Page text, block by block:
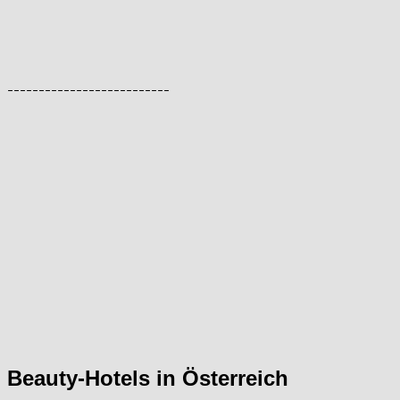
--------------------------
Beauty-Hotels in Österreich